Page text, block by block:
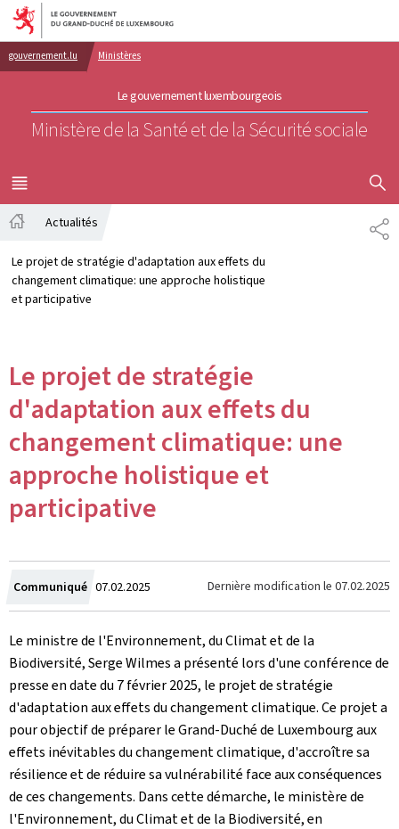
Aller au menu principal
Aller au contenu
gouvernement.lu Ministères
Le gouvernement luxembourgeois
Ministère de la Santé et de la Sécurité sociale
MENU
PRINCIPAL
Actualités
Le projet de stratégie d'adaptation aux effets du
changement climatique: une approche holistique
et participative
Le projet de stratégie
d'adaptation aux effets du
changement climatique: une
approche holistique et
participative
Communiqué Crée
le
07.02.2025 Dernière modification le 07.02.2025
Le ministre de l'Environnement, du Climat et de la
Biodiversité, Serge Wilmes a présenté lors d'une conférence de
presse en date du 7 février 2025, le projet de stratégie
d'adaptation aux effets du changement climatique. Ce projet a
pour objectif de préparer le Grand-Duché de Luxembourg aux
effets inévitables du changement climatique, d'accroître sa
résilience et de réduire sa vulnérabilité face aux conséquences
de ces changements. Dans cette démarche, le ministère de
l'Environnement, du Climat et de la Biodiversité, en